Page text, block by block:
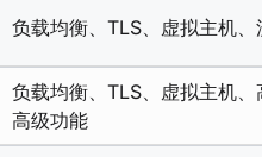
负载均衡、TLS、虚拟主机、
负载均衡、TLS、虚拟主机
高级功能